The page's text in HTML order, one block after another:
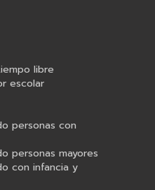
libre
escolar
personas con
personas mayores
con infancia y